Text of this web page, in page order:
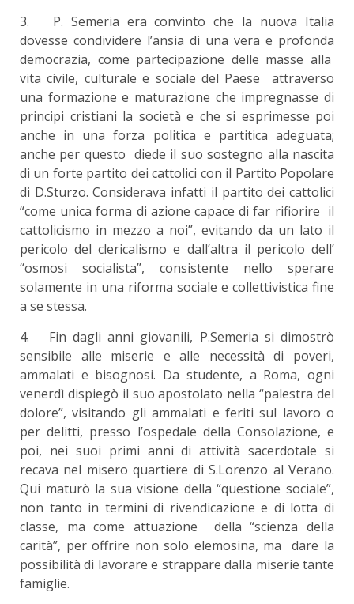
3. P. Semeria era convinto che la nuova Italia
dovesse condividere l’ansia di una vera e profonda
democrazia, come partecipazione delle masse alla
vita civile, culturale e sociale del Paese attraverso
una formazione e maturazione che impregnasse di
principi cristiani la società e che si esprimesse poi
anche in una forza politica e partitica adeguata;
anche per questo diede il suo sostegno alla nascita
di un forte partito dei cattolici con il Partito Popolare
di D.Sturzo. Considerava infatti il partito dei cattolici
“come unica forma di azione capace di far rifiorire il
cattolicismo in mezzo a noi”, evitando da un lato il
pericolo del clericalismo e dall’altra il pericolo dell’
“osmosi socialista”, consistente nello sperare
solamente in una riforma sociale e collettivistica fine
a se stessa.
4. Fin dagli anni giovanili, P.Semeria si dimostrò
sensibile alle miserie e alle necessità di poveri,
ammalati e bisognosi. Da studente, a Roma, ogni
venerdì dispiegò il suo apostolato nella “palestra del
dolore”, visitando gli ammalati e feriti sul lavoro o
per delitti, presso l’ospedale della Consolazione, e
poi, nei suoi primi anni di attività sacerdotale si
recava nel misero quartiere di S.Lorenzo al Verano.
Qui maturò la sua visione della “questione sociale”,
non tanto in termini di rivendicazione e di lotta di
classe, ma come attuazione della “scienza della
carità”, per offrire non solo elemosina, ma dare la
possibilità di lavorare e strappare dalla miserie tante
famiglie.